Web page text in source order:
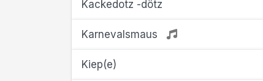
Kackedotz -dötz
Karnevalsmaus
Kiep(e)